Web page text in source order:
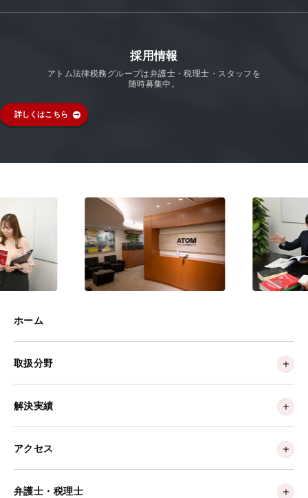
採用情報
アトム法律税務グループは弁護士・税理士・スタッフを
随時募集中。
詳しくはこちら
ホーム
取扱分野
解決実績
アクセス
弁護士・税理士